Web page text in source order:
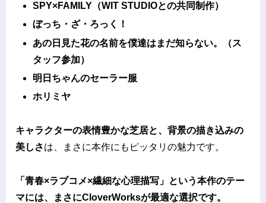
SPY×FAMILY（WIT STUDIOとの共同制作）
ぼっち・ざ・ろっく！
あの日見た花の名前を僕達はまだ知らない。（ス
タッフ参加）
明日ちゃんのセーラー服
ホリミヤ
キャラクターの表情豊かな芝居と、背景の描き込みの
美しさは、まさに本作にもピッタリの魅力です。
「青春×ラブコメ×繊細な心理描写」という本作のテー
マには、まさにCloverWorksが最適な選択です。